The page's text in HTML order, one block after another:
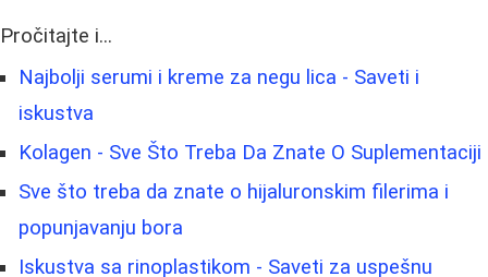
Pročitajte i...
Najbolji serumi i kreme za negu lica - Saveti i
iskustva
Kolagen - Sve Što Treba Da Znate O Suplementaciji
Sve što treba da znate o hijaluronskim filerima i
popunjavanju bora
Iskustva sa rinoplastikom - Saveti za uspešnu